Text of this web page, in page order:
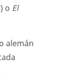
o El
alemán